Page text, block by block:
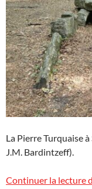
La Pierre Turquaise
J.M. Bardintzeff).
Continuer la lecture